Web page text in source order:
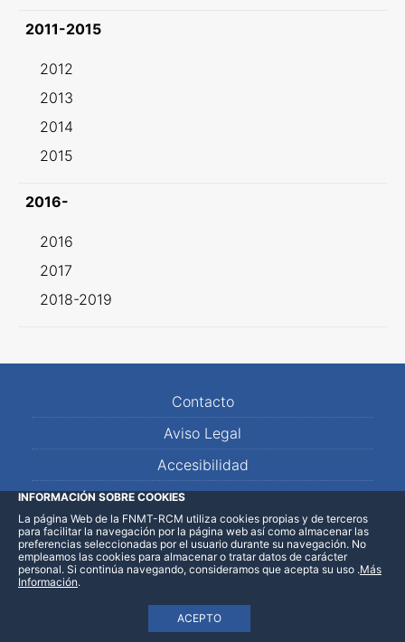
2011-2015
2012
2013
2014
2015
2016-
2016
2017
2018-2019
Contacto
Aviso Legal
Accesibilidad
Mapa Web
INFORMACIÓN SOBRE COOKIES
La página Web de la FNMT-RCM utiliza cookies propias y de terceros
para facilitar la navegación por la página web así como almacenar las
preferencias seleccionadas por el usuario durante su navegación. No
empleamos las cookies para almacenar o tratar datos de carácter
personal. Si continúa navegando, consideramos que acepta su uso
ACEPTO
.Más
Información.